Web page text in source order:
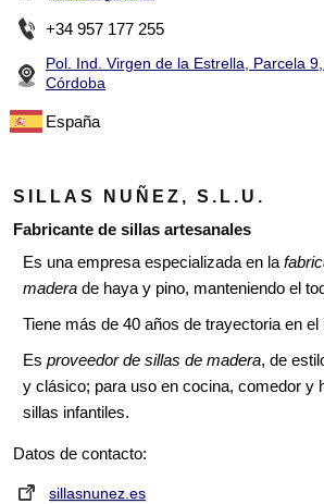
+34 957 177 255
Pol. Ind. Virgen de la Estrella, Parcela
Córdoba
España
SILLAS NUÑEZ, S.L.U.
Fabricante de sillas artesanales
Es una empresa especializada en la
madera de haya y pino, manteniendo el
Tiene más de 40 años de trayectoria en el
Es proveedor de sillas de madera, de
y clásico; para uso en cocina, comedor y
sillas infantiles.
Datos de contacto:
sillasnunez.es